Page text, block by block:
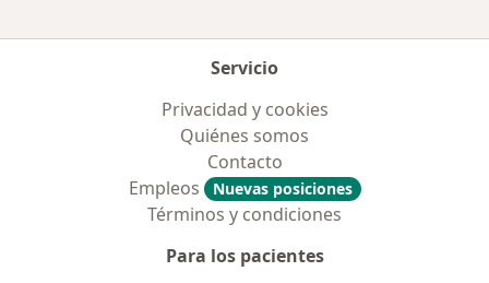
Servicio
Privacidad y cookies
Quiénes somos
Contacto
Empleos
Nuevas posiciones
Términos y condiciones
Para los pacientes